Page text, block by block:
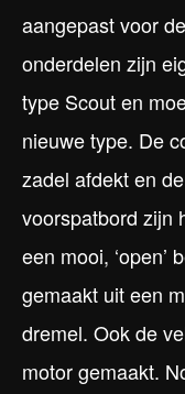
aangepast voor
onderdelen zijn
type Scout en
nieuwe type. De
zadel afdekt en
voorspatbord zijn
een mooi, ‘open’
gemaakt uit een
dremel. Ook de
motor gemaakt.